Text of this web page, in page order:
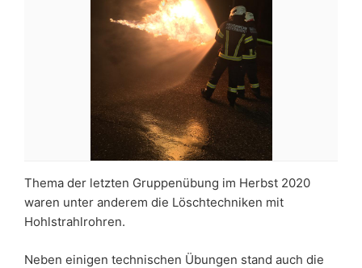
Thema der letzten Gruppenübung im Herbst 2020
waren unter anderem die Löschtechniken mit
Hohlstrahlrohren.
Neben einigen technischen Übungen stand auch die